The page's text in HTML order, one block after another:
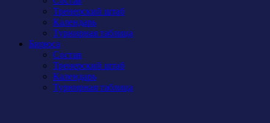
Тренерский штаб
Календарь
Турнирная таблица
Бирюса
Состав
Тренерский штаб
Календарь
Турнирная таблица